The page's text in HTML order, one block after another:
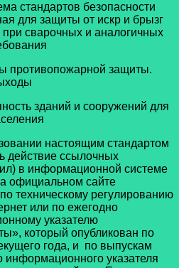
стандартов безопасности
для защиты от искр и брызг
сварочных и аналогичных
противопожарной защиты.
зданий и сооружений для
настоящим стандартом
действие ссылочных
в информационной системе
официальном сайте
техническому регулированию
или по ежегодно
указателю
который опубликован по
года, и по выпускам
указателя